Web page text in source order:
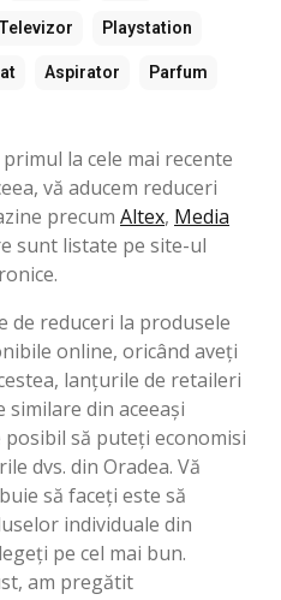
Televizor Playstation
Aspirator Parfum
la cele mai recente
vă aducem reduceri
precum Altex, Media
sunt listate pe site-ul
de reduceri la produsele
online, oricând aveți
lanțurile de retaileri
din aceeași
să puteți economisi
dvs. din Oradea. Vă
să faceți este să
individuale din
pe cel mai bun.
am pregătit